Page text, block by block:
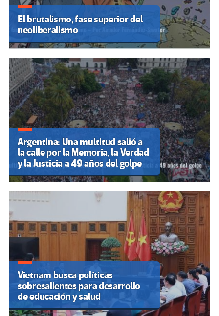
El brutalismo, fase superior del
neoliberalismo
Argentina: Una multitud salió a
la calle por la Memoria, la Verdad
y la Justicia a 49 años del golpe
Vietnam busca políticas
sobresalientes para desarrollo
de educación y salud